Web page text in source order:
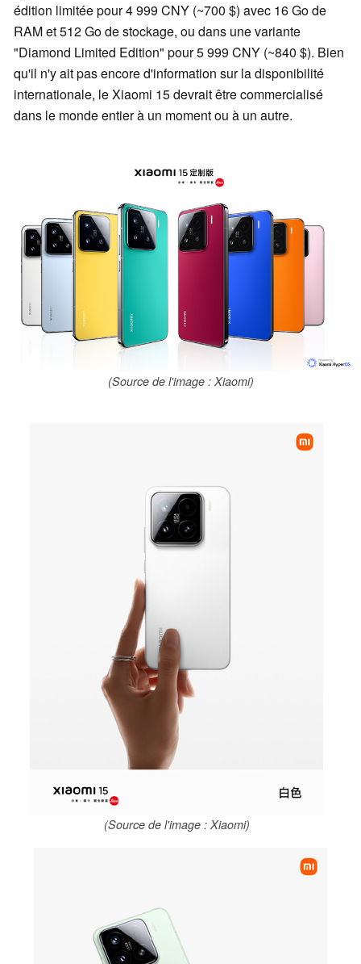
édition limitée pour 4 999 CNY (~700 $) avec 16 Go de
RAM et 512 Go de stockage, ou dans une variante
"Diamond Limited Edition" pour 5 999 CNY (~840 $). Bien
qu'il n'y ait pas encore d'information sur la disponibilité
internationale, le Xiaomi 15 devrait être commercialisé
dans le monde entier à un moment ou à un autre.
(Source de l'image : Xiaomi)
(Source de l'image : Xiaomi)